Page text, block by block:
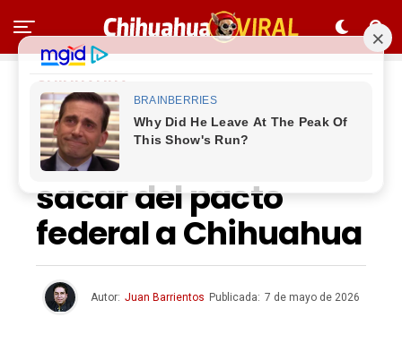
CHIHUAHUA
Piden bajar a $15
pesos el diesel o
sacar del pacto
federal a Chihuahua
Autor: Juan Barrientos Publicada: 7 de mayo de 2026